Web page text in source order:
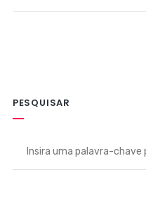
PESQUISAR